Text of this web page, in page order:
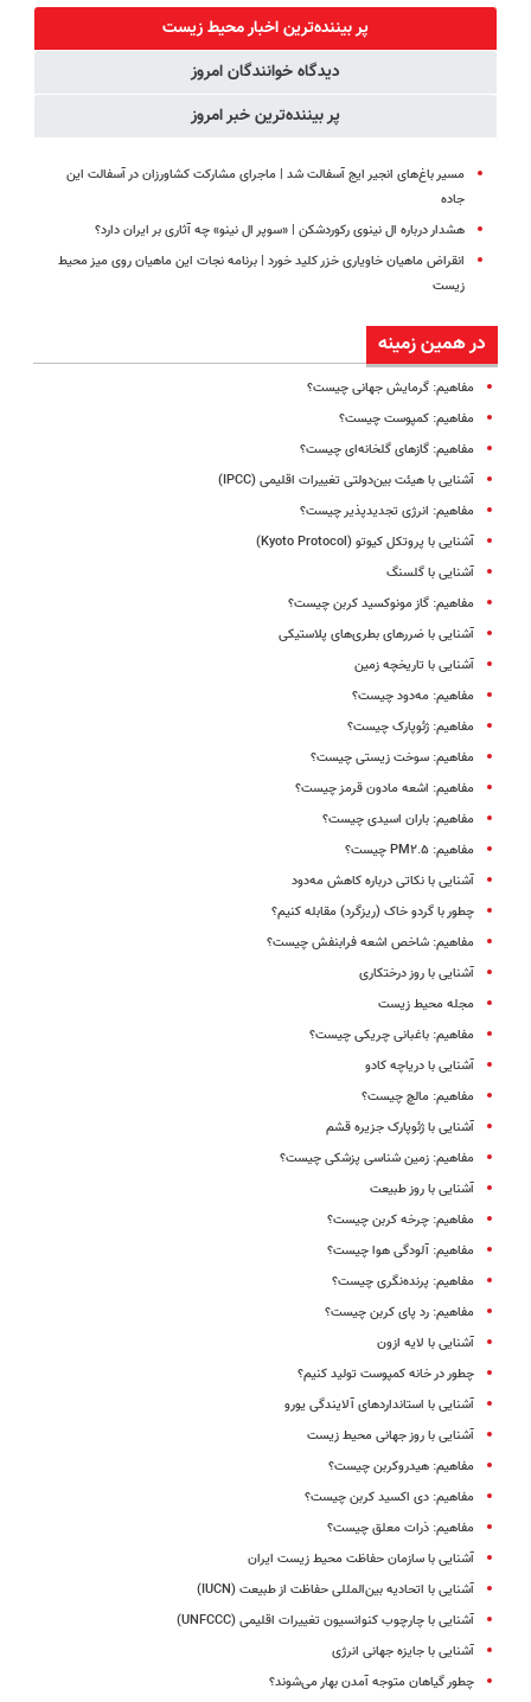
تخفیف رو از
دست نده👌🏻
پر بیننده‌ترین اخبار محیط زیست
دیدگاه خوانندگان امروز
پر بیننده‌ترین خبر امروز
مسیر باغ‌های انجیر ایج آسفالت شد | ماجرای مشارکت کشاورزان در آسفالت این
جاده
هشدار درباره ال‌ نینوی رکوردشکن | «سوپر ال‌ نینو» چه آثاری بر ایران دارد؟
انقراض ماهیان خاویاری خزر کلید خورد | برنامه نجات این ماهیان روی میز محیط
زیست
در همین زمینه
مفاهیم: گرمایش جهانی چیست؟
مفاهیم: کمپوست چیست؟
مفاهیم: گازهای گلخانه‌ای چیست؟
آشنایی با هیئت بین‌دولتی تغییرات اقلیمی (IPCC)
مفاهیم: انرژی تجدیدپذیر چیست؟
آشنایی با پروتکل کیوتو (Kyoto Protocol)
آشنایی با گلسنگ
مفاهیم: گاز مونوکسید کربن چیست؟
آشنایی با ضررهای بطری‌های پلاستیکی
آشنایی با تاریخچه زمین
مفاهیم: مه‌دود چیست؟
مفاهیم: ژئوپارک چیست؟
مفاهیم: سوخت‌ زیستى چیست؟
مفاهیم: اشعه مادون قرمز چیست؟
مفاهیم: باران اسیدی چیست؟
مفاهیم: PM۲.۵ چیست؟
آشنایی با نکاتی درباره کاهش مه‌دود
چطور با گردو خاک (ریز‌گرد) مقابله کنیم؟
مفاهیم: شاخص اشعه فرابنفش چیست؟
آشنایی با روز درختکاری
مجله محیط زیست
مفاهیم: باغبانی چریکی چیست؟
آشنایی با دریاچه کادو
مفاهیم: مالچ چیست؟
آشنایی با ژئوپارک جزیره قشم
مفاهیم: زمین شناسى پزشکى چیست؟
آشنایی با روز طبیعت
مفاهیم: چرخه کربن چیست؟
مفاهیم: آلودگی هوا چیست؟
مفاهیم: پرنده‌نگری چیست؟
مفاهیم: رد پای کربن چیست؟
آشنایی با لایه ازون
چطور در خانه کمپوست تولید کنیم؟
آشنایی با استانداردهای آلایندگی یورو
آشنایی با روز جهانی محیط زیست
مفاهیم: هیدروکربن چیست؟
مفاهیم: دی‌ اکسید کربن چیست؟
مفاهیم: ذرات معلق چیست؟
آشنایی با سازمان حفاظت محیط زیست ایران
آشنایی با اتحادیه بین‌المللی حفاظت از طبیعت (IUCN)
آشنایی با چارچوب کنوانسیون تغییرات اقلیمی (UNFCCC)
آشنایی با جایزه جهانی انرژی
چطور گیاهان متوجه آمدن بهار می‌شوند؟